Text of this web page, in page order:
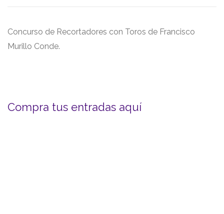
Concurso de Recortadores con Toros de Francisco
Murillo Conde.
Compra tus entradas aquí